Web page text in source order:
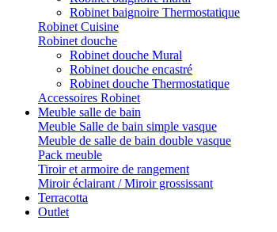
Robinet baignoire Thermostatique
Robinet Cuisine
Robinet douche
Robinet douche Mural
Robinet douche encastré
Robinet douche Thermostatique
Accessoires Robinet
Meuble salle de bain
Meuble Salle de bain simple vasque
Meuble de salle de bain double vasque
Pack meuble
Tiroir et armoire de rangement
Miroir éclairant / Miroir grossissant
Terracotta
Outlet